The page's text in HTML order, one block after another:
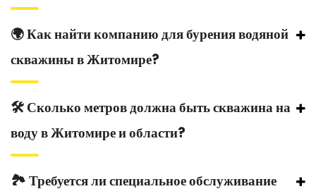
🌍 Как найти компанию для бурения водяной
скважины в Житомире?
🛠️ Сколько метров должна быть скважина на
воду в Житомире и области?
🏞️ Требуется ли специальное обслуживание